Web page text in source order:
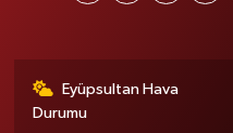
Eyüpsultan Hava
Durumu